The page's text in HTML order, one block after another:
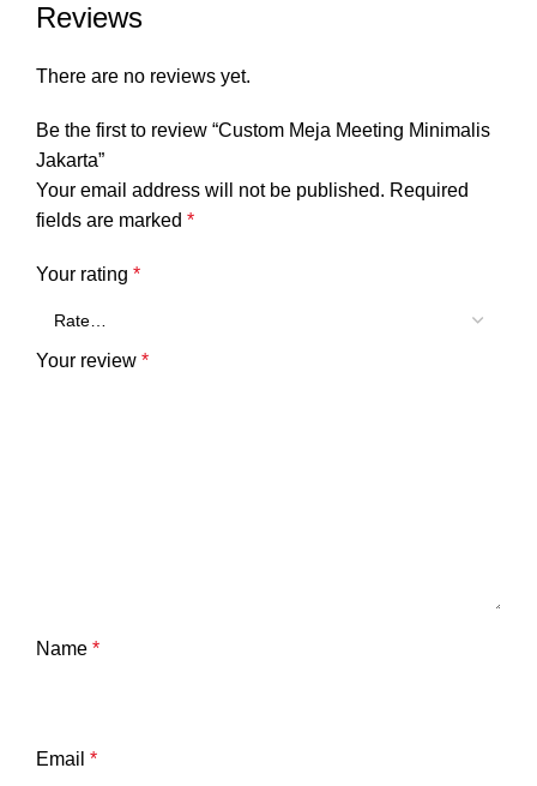
Reviews
There are no reviews yet.
Be the first to review “Custom Meja Meeting Minimalis
Jakarta”
Your email address will not be published. Required
fields are marked *
Your rating *
Your review *
Name *
Email *